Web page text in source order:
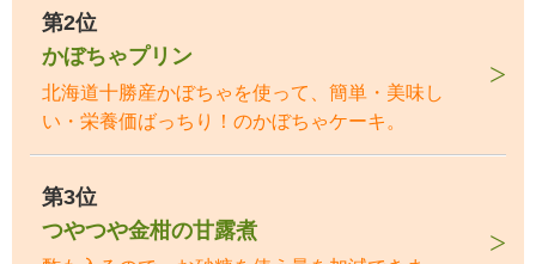
第2位
かぼちゃプリン
北海道十勝産かぼちゃを使って、簡単・美味し
い・栄養価ばっちり！のかぼちゃケーキ。
第3位
つやつや金柑の甘露煮